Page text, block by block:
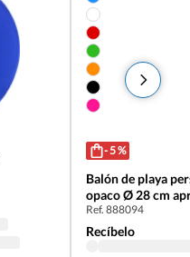
- 5 %
Balón de playa
opaco Ø 28 cm
Ref. 888094
Recíbelo